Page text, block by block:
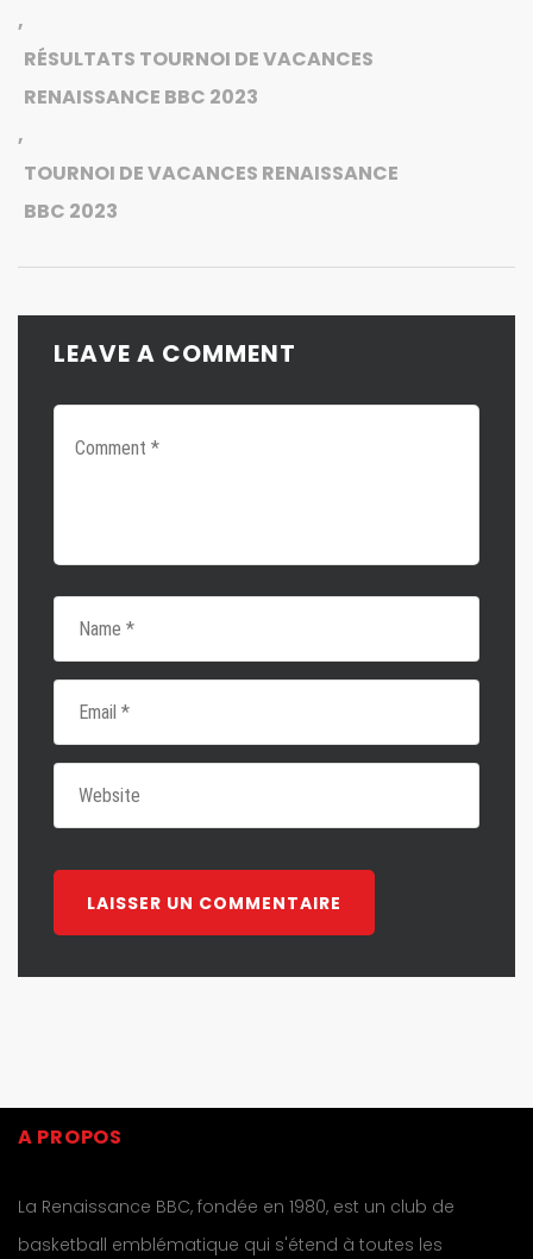
,
RÉSULTATS TOURNOI DE VACANCES
RENAISSANCE BBC 2023
,
TOURNOI DE VACANCES RENAISSANCE
BBC 2023
LEAVE A COMMENT
A PROPOS
La Renaissance BBC, fondée en 1980, est un club de
basketball emblématique qui s'étend à toutes les